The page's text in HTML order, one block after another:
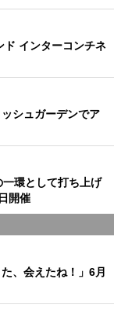
インターコンチネ
シュガーデンでア
環として打ち上げ
開催
、会えたね！」6月